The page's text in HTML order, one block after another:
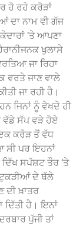
ਹੋ ਰਹੇ ਕਰੋੜਾਂ
ਦਾ ਨਾਮ ਵੀ ਗੱਜ
‘ਤੇ ਆਪਣਾ
ਖੁਲਾਸੇ
ਜਾ ਰਿਹਾ
ਵਰਤੇ ਜਾਣ ਵਾਲੇ
ਜਾ ਰਹੀ ਹੈ।
ਜਿਨਾਂ ਨੂੰ ਵੇਖਦੇ ਹੀ
ਵੱਡੇ ਸੱਪ ਵੜੇ ਹੋਏ
ਇਕ ਕਰੋੜ ਤੋਂ ਵੱਧ
ਸੀ ਪਰ ਇਹਨਾਂ
ਸਪੱਸ਼ਟ ਤੌਰ ‘ਤੇ
ਦੇ ਥੱਲੇ
ਖ਼ਾਤਰ
ਦਿੱਤੀ ਹੈ। ਇਨਾਂ
ਪੁੱਜੀ ਤਾਂ